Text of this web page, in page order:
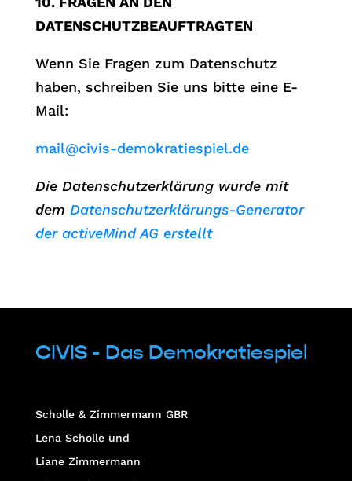
DATENSCHUTZBEAUFTRAGTEN
Wenn Sie Fragen zum Datenschutz
haben, schreiben Sie uns bitte eine E-
Mail:
mail@civis-demokratiespiel.de
Die Datenschutzerklärung wurde mit
dem Datenschutzerklärungs-Generator
der activeMind AG erstellt
CIVIS - Das Demokratiespiel
Scholle & Zimmermann GBR
Lena Scholle und
Liane Zimmermann